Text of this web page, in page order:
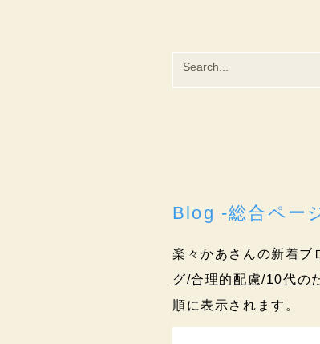
Blog -総合ペー
楽々かあさんの新着ブ
グ/合理的配慮/10代の
順に表示されます。